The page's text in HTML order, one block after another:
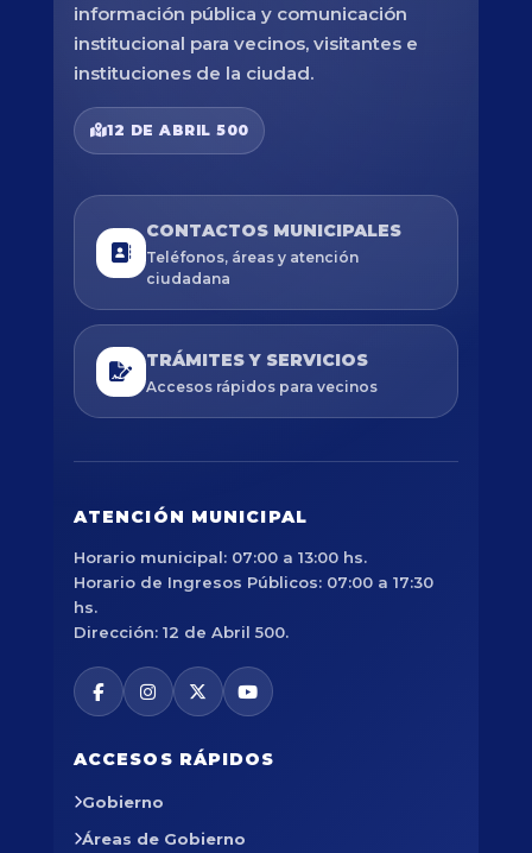
información pública y comunicación
institucional para vecinos, visitantes e
instituciones de la ciudad.
12 DE ABRIL 500
CONTACTOS MUNICIPALES
Teléfonos, áreas y atención
ciudadana
TRÁMITES Y SERVICIOS
Accesos rápidos para vecinos
ATENCIÓN MUNICIPAL
Horario municipal: 07:00 a 13:00 hs.
Horario de Ingresos Públicos: 07:00 a 17:30
hs.
Dirección: 12 de Abril 500.
ACCESOS RÁPIDOS
Gobierno
Áreas de Gobierno